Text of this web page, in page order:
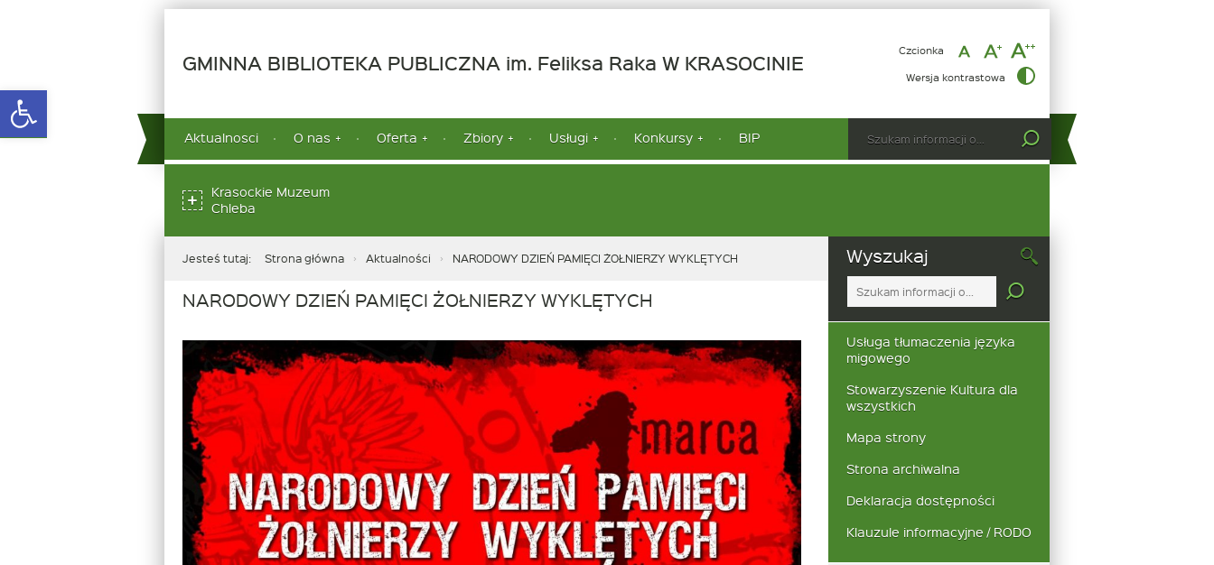
Open toolbar
GMINNA BIBLIOTEKA PUBLICZNA im. Feliksa Raka W KRASOCINIE
NARODOWY
PAMIĘCI
ŻOŁNIERZY
WYKLĘTYCH
Czcionka
Wersja kontrastowa
górne
Aktualnosci O nas Oferta Zbiory Usługi Konkursy BIP
wpisz
szukaną
dolneKrasockie Muzeum
Chleba
Jesteś tutaj: Strona główna Aktualności NARODOWY DZIEŃ PAMIĘCI ŻOŁNIERZY WYKLĘTYCH
NARODOWY DZIEŃ PAMIĘCI ŻOŁNIERZY WYKLĘTYCH
Wyszukaj
wpisz
Usługa tłumaczenia języka
migowego
Stowarzyszenie Kultura dla
wszystkich
Mapa strony
Strona archiwalna
Deklaracja dostępności
Klauzule informacyjne / RODO